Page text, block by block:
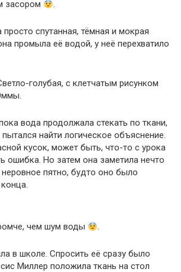
засором .
спутанная, тёмная и мокрая
промыла её водой, у неё перехватило
голубая, с клетчатым рисунком
вода продолжала стекать по ткани,
найти логическое объяснение.
кусок, может быть, что-то с урока
ошибка. Но затем она заметила нечто
пятно, будто оно было
чем шум воды .
в школе. Спросить её сразу было
Миллер положила ткань на стол